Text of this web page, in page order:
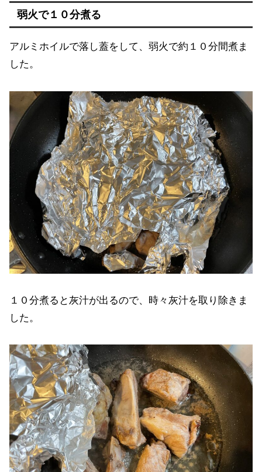
弱火で１０分煮る
アルミホイルで落し蓋をして、弱火で約１０分間煮ま
した。
１０分煮ると灰汁が出るので、時々灰汁を取り除きま
した。